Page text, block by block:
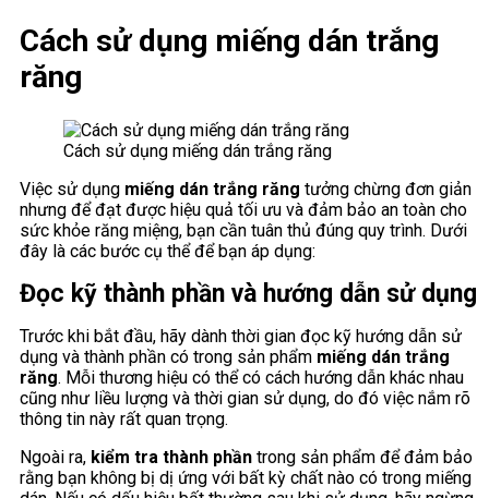
Cách sử dụng miếng dán trắng
răng
Cách sử dụng miếng dán trắng răng
Việc sử dụng miếng dán trắng răng tưởng chừng đơn giản
nhưng để đạt được hiệu quả tối ưu và đảm bảo an toàn cho
sức khỏe răng miệng, bạn cần tuân thủ đúng quy trình. Dưới
đây là các bước cụ thể để bạn áp dụng:
Đọc kỹ thành phần và hướng dẫn sử dụng
Trước khi bắt đầu, hãy dành thời gian đọc kỹ hướng dẫn sử
dụng và thành phần có trong sản phẩm miếng dán trắng
răng. Mỗi thương hiệu có thể có cách hướng dẫn khác nhau
cũng như liều lượng và thời gian sử dụng, do đó việc nắm rõ
thông tin này rất quan trọng.
Ngoài ra, kiểm tra thành phần trong sản phẩm để đảm bảo
rằng bạn không bị dị ứng với bất kỳ chất nào có trong miếng